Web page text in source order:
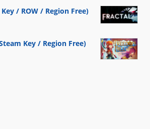
/ ROW / Region Free)
Key / Region Free)